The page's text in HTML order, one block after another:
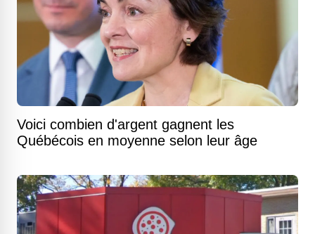
Voici combien d'argent gagnent les
Québécois en moyenne selon leur âge